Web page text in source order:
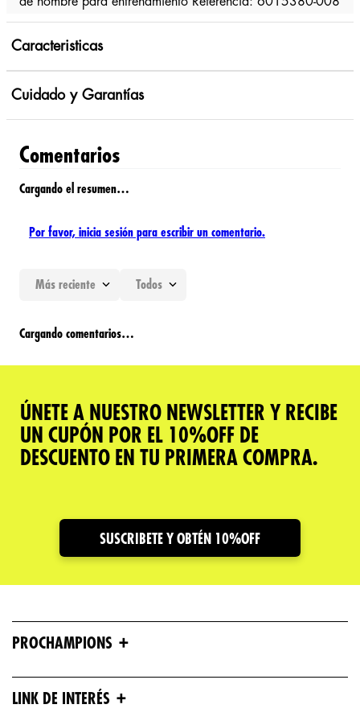
Caracteristicas
Cuidado y Garantías
Comentarios
Cargando el resumen…
Por favor, inicia sesión para escribir un comentario.
Más reciente Todos
Cargando comentarios…
ÚNETE A NUESTRO NEWSLETTER Y RECIBE
UN CUPÓN POR EL 10%OFF DE
DESCUENTO EN TU PRIMERA COMPRA.
SUSCRIBETE Y OBTÉN 10%OFF
PROCHAMPIONS +
LINK DE INTERÉS +